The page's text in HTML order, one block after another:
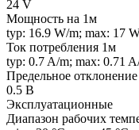
24 V
Мощность на 1м
typ: 16.9 W/m; max: 17
Ток потребления 1м
typ: 0.7 A/m; max: 0.71
Предельное
0.5 В
Эксплуатационные
Диапазон рабочих